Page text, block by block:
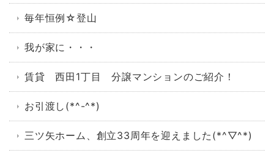
毎年恒例☆登山
我が家に・・・
賃貸 西田1丁目 分譲マンションのご紹介！
お引渡し(*^-^*)
三ツ矢ホーム、創立33周年を迎えました(*^▽^*)